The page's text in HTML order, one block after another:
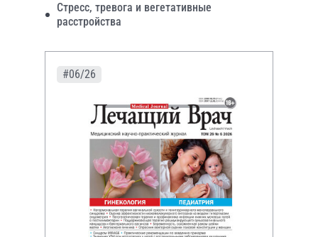
Стресс, тревога и вегетативные
расстройства
#06/26